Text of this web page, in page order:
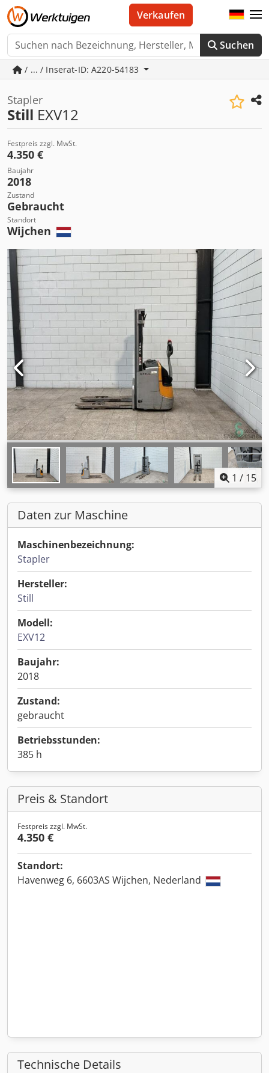
Suchen
Verkaufen
/ ... / Inserat-ID: A220-54183
Stapler
Still EXV12
Festpreis zzgl. MwSt.
4.350 €
Baujahr
2018
Zustand
Gebraucht
Standort
Wijchen
1 / 15
Daten zur Maschine
Maschinenbezeichnung:
Stapler
Hersteller:
Still
Modell:
EXV12
Baujahr:
2018
Zustand:
gebraucht
Betriebsstunden:
385 h
Preis & Standort
Festpreis zzgl. MwSt.
4.350 €
Standort:
Havenweg 6, 6603AS Wijchen, Nederland
Technische Details